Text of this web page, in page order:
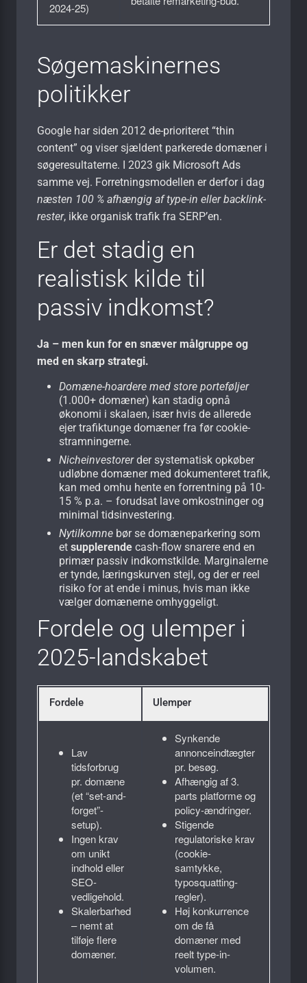
2024-25)
Søgemaskinernes
politikker
Google har siden 2012 de-prioriteret “thin
content” og viser sjældent parkerede domæner i
søgeresultaterne. I 2023 gik Microsoft Ads
samme vej. Forretningsmodellen er derfor i dag
næsten 100 % afhængig af type-in eller backlink-
rester, ikke organisk trafik fra SERP’en.
Er det stadig en
realistisk kilde til
passiv indkomst?
Ja – men kun for en snæver målgruppe og
med en skarp strategi.
Domæne-hoardere med store porteføljer
(1.000+ domæner) kan stadig opnå
økonomi i skalaen, især hvis de allerede
ejer trafiktunge domæner fra før cookie-
stramningerne.
Nicheinvestorerder systematisk opkøber
udløbne domæner med dokumenteret trafik,
kan med omhu hente en forrentning på 10-
15 % p.a. – forudsat lave omkostninger og
minimal tidsinvestering.
Nytilkomne bør se domæneparkering som
et supplerende cash-flow snarere end en
primær passiv indkomstkilde. Marginalerne
er tynde, læringskurven stejl, og der er reel
risiko for at ende i minus, hvis man ikke
vælger domænerne omhyggeligt.
Fordele og ulemper i
2025-landskabet
Fordele Ulemper
Lav
tidsforbrug
pr. domæne
(et “set-and-
forget”-
setup).
Ingen krav
om unikt
indhold eller
SEO-
vedligehold.
Skalerbarhed
– nemt at
tilføje flere
domæner.
Synkende
annonceindtægter
pr. besøg.
Afhængig af 3.
parts platforme og
policy-ændringer.
Stigende
regulatoriske krav
(cookie-
samtykke,
typosquatting-
regler).
Høj konkurrence
om de få
domæner med
reelt type-in-
volumen.